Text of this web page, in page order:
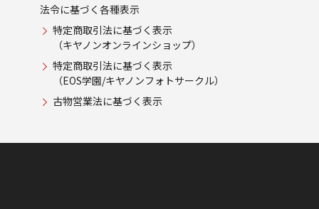
法令に基づく各種表示
特定商取引法に基づく表示
（キヤノンオンラインショップ）
特定商取引法に基づく表示
（EOS学園/キヤノンフォトサークル）
古物営業法に基づく表示